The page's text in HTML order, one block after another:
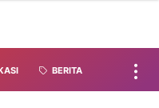
BERITA